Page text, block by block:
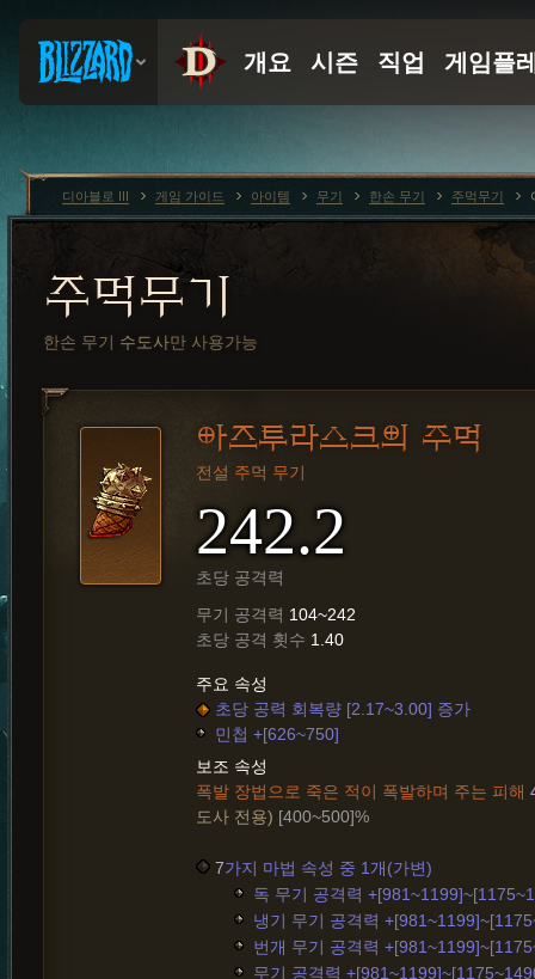
주먹무기
한손 무기 수도사만 사용가능
아즈투라스크의 주먹
전설 주먹 무기
242.2
초당 공격력
무기 공격력 104~242
초당 공격 횟수 1.40
주요 속성
초당 공력 회복량 [2.17~3.00] 증가
민첩 +[626~750]
보조 속성
폭발 장법으로 죽은 적이 폭발하며 주는 피해
도사 전용) [400~500]%
7가지 마법 속성 중 1개(가변)
독 무기 공격력
냉기 무기 공격력
번개 무기 공격력
무기 공격력
디아블로 III 게임 가이드 아이템 무기 한손 무기 주먹무기